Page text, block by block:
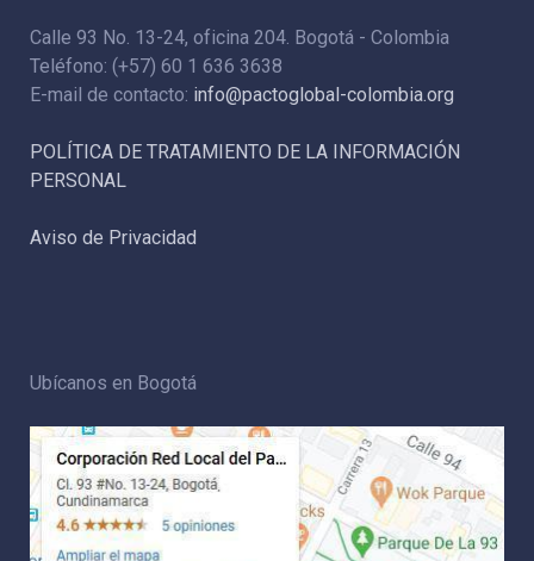
Calle 93 No. 13-24, oficina 204. Bogotá - Colombia
Teléfono: (+57) 60 1 636 3638
E-mail de contacto: info@pactoglobal-colombia.org
POLÍTICA DE TRATAMIENTO DE LA INFORMACIÓN
PERSONAL
Aviso de Privacidad
Ubícanos en Bogotá